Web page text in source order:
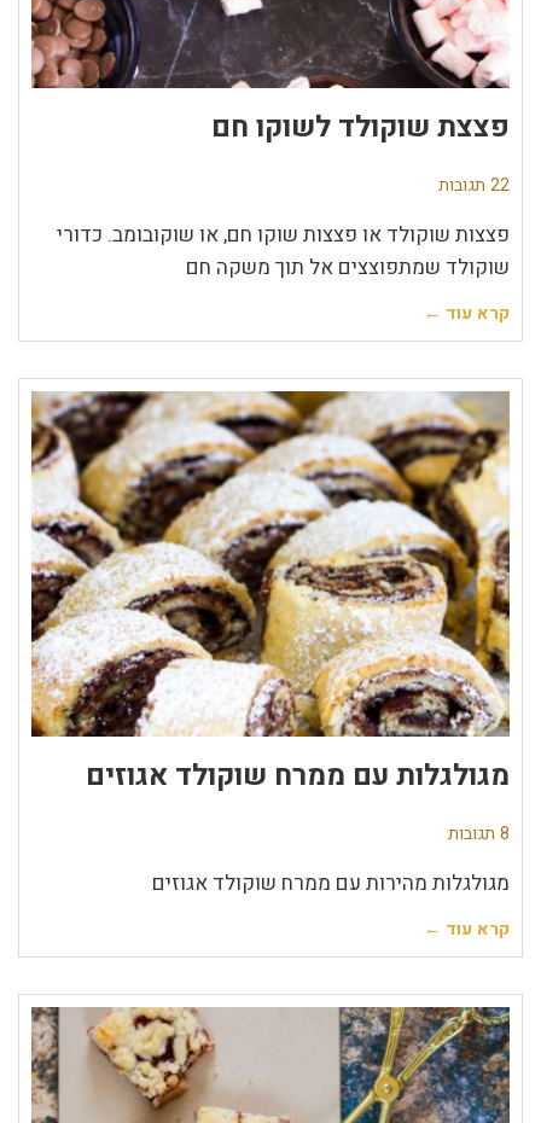
פצצת שוקולד לשוקו חם
22 תגובות
פצצות שוקולד או פצצות שוקו חם, או שוקובומב. כדורי
שוקולד שמתפוצצים אל תוך משקה חם
קרא עוד ←
מגולגלות עם ממרח שוקולד אגוזים
8 תגובות
מגולגלות מהירות עם ממרח שוקולד אגוזים
קרא עוד ←